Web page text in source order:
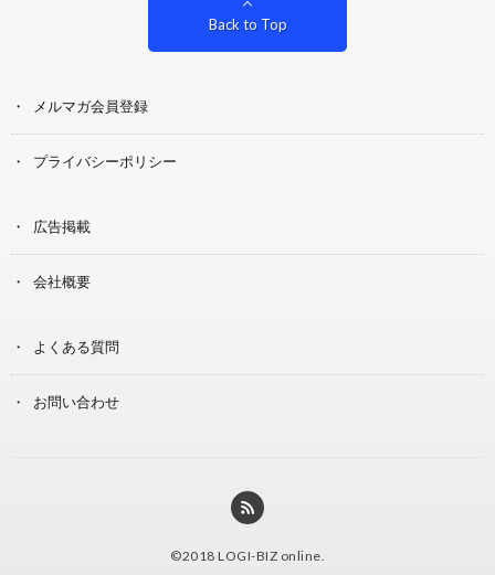
Back to Top
メルマガ会員登録
プライバシーポリシー
広告掲載
会社概要
よくある質問
お問い合わせ
©2018 LOGI-BIZ online